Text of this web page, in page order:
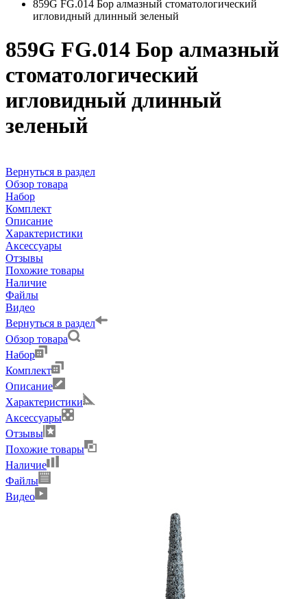
859G FG.014 Бор алмазный стоматологический
игловидный длинный зеленый
859G FG.014 Бор алмазный
стоматологический
игловидный длинный
зеленый
Вернуться в раздел
Обзор товара
Набор
Комплект
Описание
Характеристики
Аксессуары
Отзывы
Похожие товары
Наличие
Файлы
Видео
Вернуться в раздел
Обзор товара
Набор
Комплект
Описание
Характеристики
Аксессуары
Отзывы
Похожие товары
Наличие
Файлы
Видео